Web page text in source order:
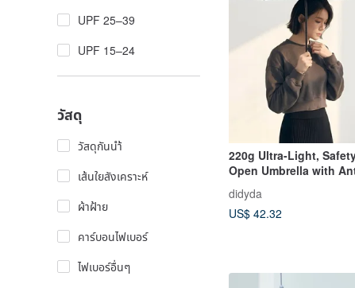
UPF 25–39
UPF 15–24
วัสดุ
วัสดุกันนำ้
เส้นใยสังเคราะห์
ผ้าฝ้าย
คาร์บอนไฟเบอร์
ไฟเบอร์อื่นๆ
220g Ultra-Light,
Open Umbrella with
Rebound, Sun
Quick-Dry (Obsidian
didyda
US$ 42.32